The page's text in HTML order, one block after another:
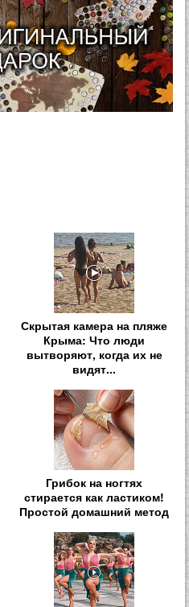
Скрытая камера на пляже
Крыма: Что люди
вытворяют, когда их не
видят...
Грибок на ногтях
стирается как ластиком!
Простой домашний метод